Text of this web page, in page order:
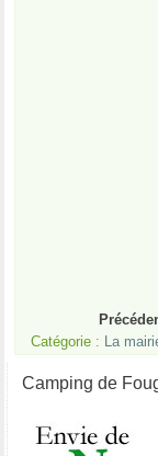
Catégorie : La
Camping de